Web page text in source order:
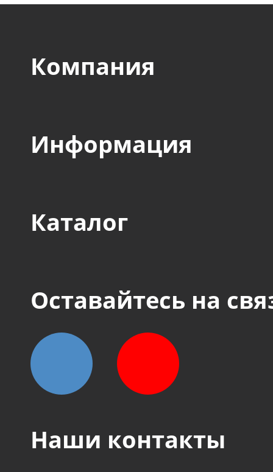
Компания
Информация
Каталог
Оставайтесь на
Наши контакты